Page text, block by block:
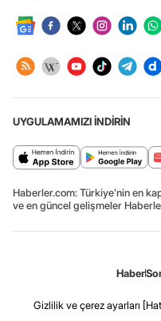
UYGULAMAMIZI İNDİRİN
Haberler.com: Türkiye’nin en
ve en güncel gelişmeler
Haber
Gizlilik ve çerez ayarları